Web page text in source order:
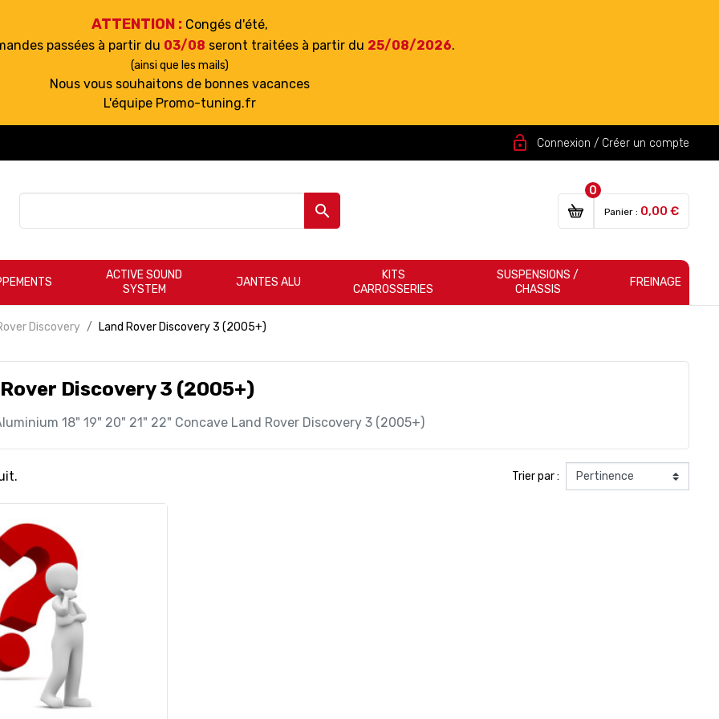
ATTENTION : Congés d'été,
passées à partir du 03/08 seront traitées à partir du 25/08/2026.
(ainsi que les mails)
Nous vous souhaitons de bonnes vacances
L'équipe Promo-tuning.fr
lock_open Connexion / Créer un compte

0
Panier : 0,00 €
ACTIVE SOUND
SYSTEM
JANTES ALU
KITS
CARROSSERIES
SUSPENSIONS /
CHASSIS
FREINAGE
Discovery Land Rover Discovery 3 (2005+)
Discovery 3 (2005+)
18" 19" 20" 21" 22" Concave Land Rover Discovery 3 (2005+)
Trier par :